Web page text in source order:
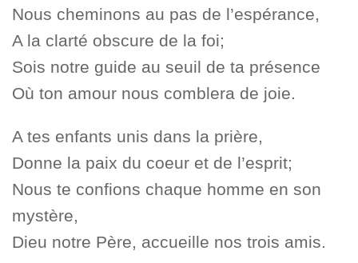
Nous cheminons au pas de l’espérance,
A la clarté obscure de la foi;
Sois notre guide au seuil de ta présence
Où ton amour nous comblera de joie.
A tes enfants unis dans la prière,
Donne la paix du coeur et de l’esprit;
Nous te confions chaque homme en son
mystère,
Dieu notre Père, accueille nos trois amis.